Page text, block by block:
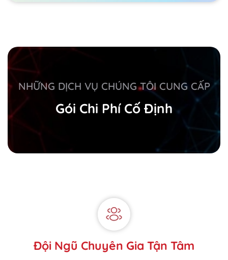
NHỮNG DỊCH VỤ CHÚNG TÔI CUNG CẤP
Gói Chi Phí Cố Định
Đội Ngũ Chuyên Gia Tận Tâm